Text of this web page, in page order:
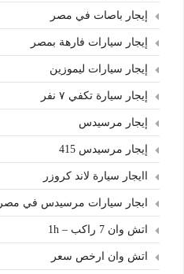
إيجار باصات في مصر
إيجار سيارات فارهة بمصر
إيجار سيارات ليموزين
إيجار سيارة تكفي ٧ نفر
إيجار مرسيدس
إيجار مرسيدس 415
اايجار سيارة لاند كروزر
ابجار سيارات مرسيدس في مصر
اتش وان 7 راكب – 1h
اتش وان ارخص سعر